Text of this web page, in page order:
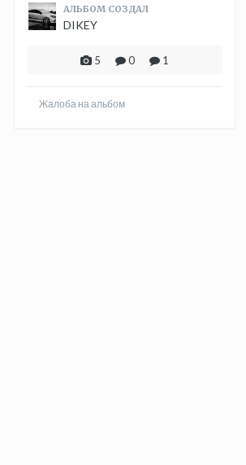
АЛЬБОМ СОЗДАЛ
DIKEY
5 0 1
Жалоба на альбом